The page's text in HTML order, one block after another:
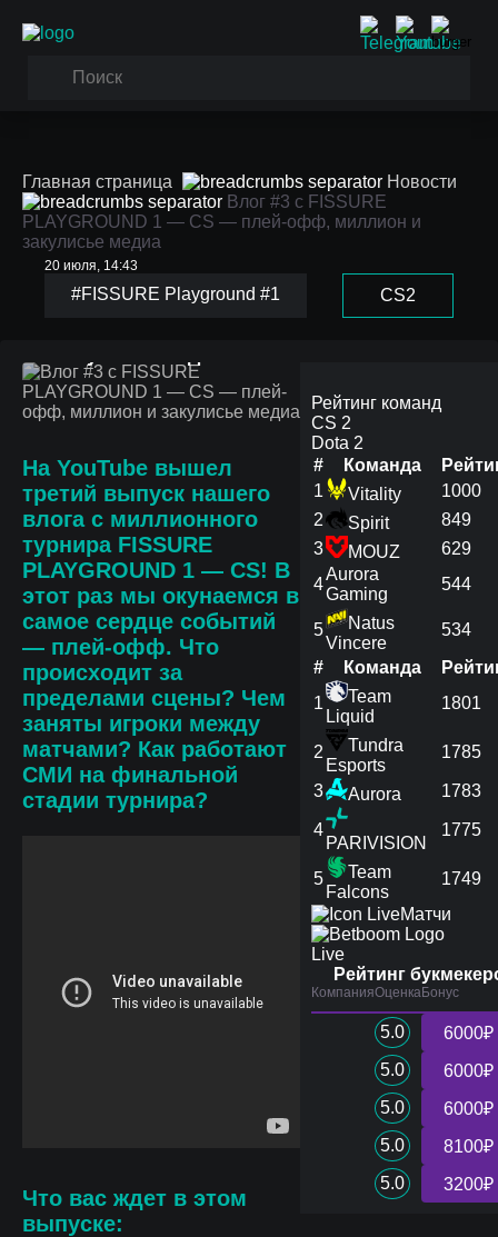
Главная страница
Новости
Влог #3 с FISSURE
PLAYGROUND 1 — CS — плей-офф, миллион и
закулисье медиа
20 июля, 14:43
#FISSURE Playground #1 CS2
Влог #3 с FISSURE
PLAYGROUND 1 — CS —
На YouTube вышел
третий выпуск нашего
влогас миллионного
турнира FISSURE
PLAYGROUND 1 — CS! В
этот раз мы окунаемся в
самое сердце событий
— плей-офф. Что
происходит за
пределами сцены? Чем
заняты игроки между
матчами? Как работают
СМИ на финальной
стадии турнира?
Что вас ждет в этом
выпуске:
Рейтинг команд
CS 2
Dota 2
#
Команда
1
Vitality
1000
2
Spirit
849
3
MOUZ
629
4
Aurora
Gaming
544
5
Natus
Vincere
534
#
Команда
1
Team
Liquid
1801
2
Tundra
Esports
1785
3 Aurora 1783
4
PARIVISION
1775
5
Team
Falcons
1749
Матчи
Live
Рейтинг
КомпанияОценкаБонус
5.0
6000₽
5.0
6000₽
5.0
6000₽
5.0
8100₽
5.0
3200₽